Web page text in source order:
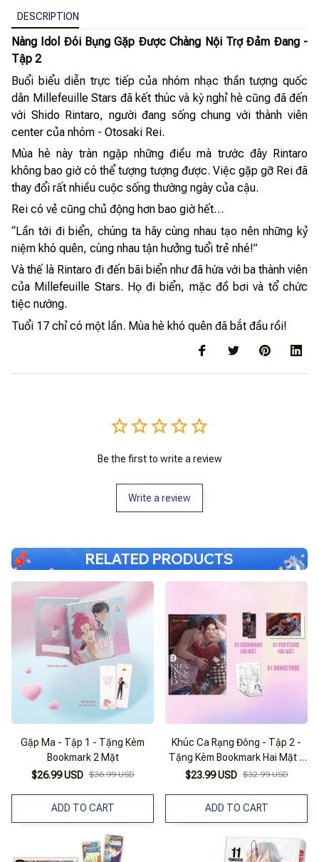
DESCRIPTION
Nàng Idol Đói Bụng Gặp Được Chàng Nội Trợ Đảm Đang -
Tập 2
Buổi biểu diễn trực tiếp của nhóm nhạc thần tượng quốc
dân Millefeuille Stars đã kết thúc và kỳ nghỉ hè cũng đã đến
với Shido Rintaro, người đang sống chung với thành viên
center của nhóm - Otosaki Rei.
Mùa hè này tràn ngập những điều mà trước đây Rintaro
không bao giờ có thể tượng tượng được. Việc gặp gỡ Rei đã
thay đổi rất nhiều cuộc sống thường ngày của cậu.
Rei có vẻ cũng chủ động hơn bao giờ hết…
“Lần tới đi biển, chúng ta hãy cùng nhau tạo nên những kỷ
niệm khó quên, cùng nhau tận hưởng tuổi trẻ nhé!”
Và thế là Rintaro đi đến bãi biển như đã hứa với ba thành viên
của Millefeuille Stars. Họ đi biển, mặc đồ bơi và tổ chức
tiệc nướng.
Tuổi 17 chỉ có một lần. Mùa hè khó quên đã bắt đầu rồi!
Be the first to write a review
Write a review
RELATED PRODUCTS
Gặp Ma - Tập 1 - Tặng Kèm
Bookmark 2 Mặt
$26.99 USD $36.99 USD
ADD TO CART
Khúc Ca Rạng Đông - Tập 2 -
Tặng Kèm Bookmark Hai Mặt +
Postcard Hai Mặt + Bonus Page
$23.99 USD $32.99 USD
ADD TO CART